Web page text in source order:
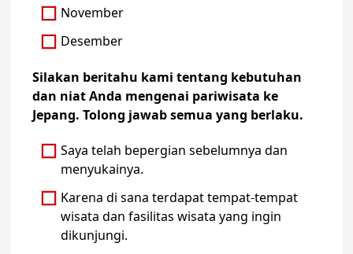
November
Desember
Silakan beritahu kami tentang kebutuhan
dan niat Anda mengenai pariwisata ke
Jepang. Tolong jawab semua yang berlaku.
Saya telah bepergian sebelumnya dan
menyukainya.
Karena di sana terdapat tempat-tempat
wisata dan fasilitas wisata yang ingin
dikunjungi.